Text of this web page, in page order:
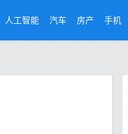
人工智能 汽车 房产 手机